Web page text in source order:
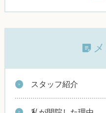
スタッフ紹介